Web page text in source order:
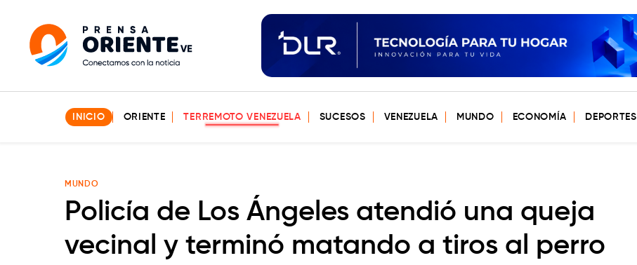
INICIO ORIENTE TERREMOTO VENEZUELA SUCESOS VENEZUELA MUNDO ECONOMÍA DEPORTES
MUNDO
Policía de Los Ángeles atendió una queja
vecinal y terminó matando a tiros al perro